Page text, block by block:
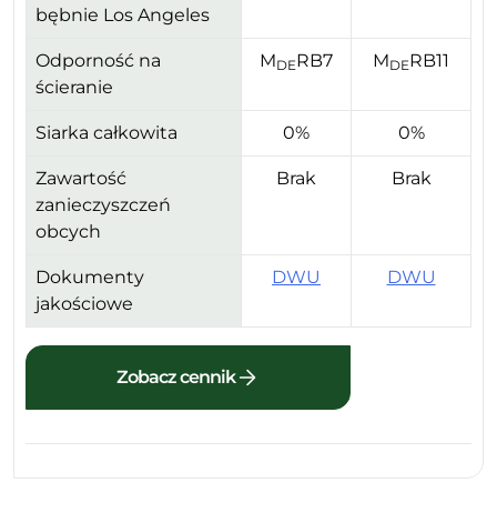
bębnie Los Angeles
Odporność na
ścieranie
MDERB7 MDERB11
Siarka całkowita 0% 0%
Zawartość
zanieczyszczeń
obcych
Brak Brak
Dokumenty
jakościowe
DWU DWU
Zobacz cennik